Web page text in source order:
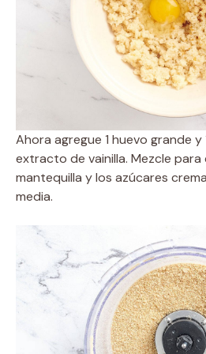
Ahora agregue 1 huevo grande
extracto de vainilla. Mezcle
mantequilla y los azúcares
media.